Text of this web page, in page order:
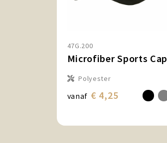
47G.200
Microfiber Sports Cap
Polyester
vanaf € 4,25